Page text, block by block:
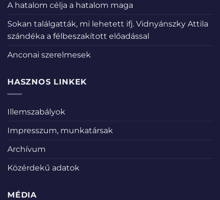
A hatalom célja a hatalom maga
Sokan találgatták, mi lehetett ifj. Vidnyánszky Attila
szándéka a félbeszakított előadással
Anconai szerelmesek
HASZNOS LINKEK
Illemszabályok
Impresszum, munkatársak
Archívum
Közérdekű adatok
MÉDIA